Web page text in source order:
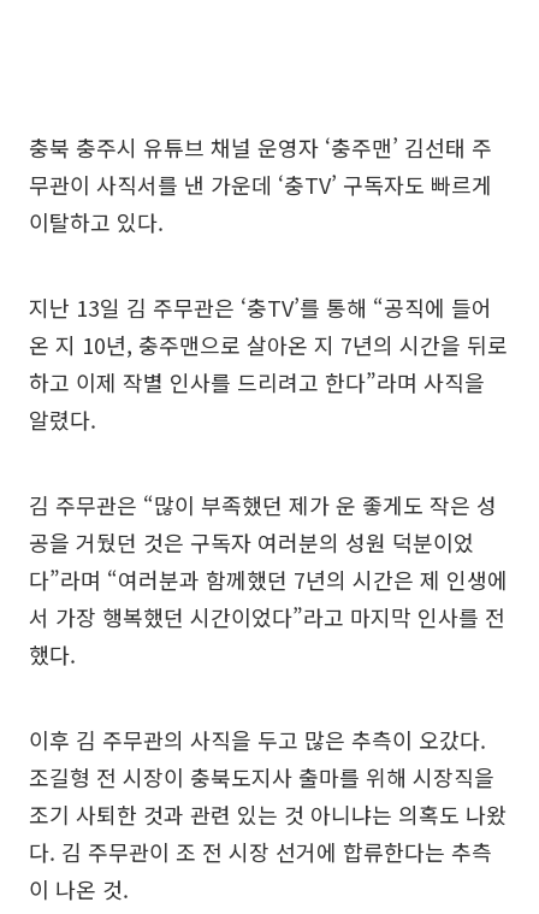
충북 충주시 유튜브 채널 운영자 ‘충주맨’ 김선태 주
무관이 사직서를 낸 가운데 ‘충TV’ 구독자도 빠르게
이탈하고 있다.
지난 13일 김 주무관은 ‘충TV’를 통해 “공직에 들어
온 지 10년, 충주맨으로 살아온 지 7년의 시간을 뒤로
하고 이제 작별 인사를 드리려고 한다”라며 사직을
알렸다.
김 주무관은 “많이 부족했던 제가 운 좋게도 작은 성
공을 거뒀던 것은 구독자 여러분의 성원 덕분이었
다”라며 “여러분과 함께했던 7년의 시간은 제 인생에
서 가장 행복했던 시간이었다”라고 마지막 인사를 전
했다.
이후 김 주무관의 사직을 두고 많은 추측이 오갔다.
조길형 전 시장이 충북도지사 출마를 위해 시장직을
조기 사퇴한 것과 관련 있는 것 아니냐는 의혹도 나왔
다. 김 주무관이 조 전 시장 선거에 합류한다는 추측
이 나온 것.